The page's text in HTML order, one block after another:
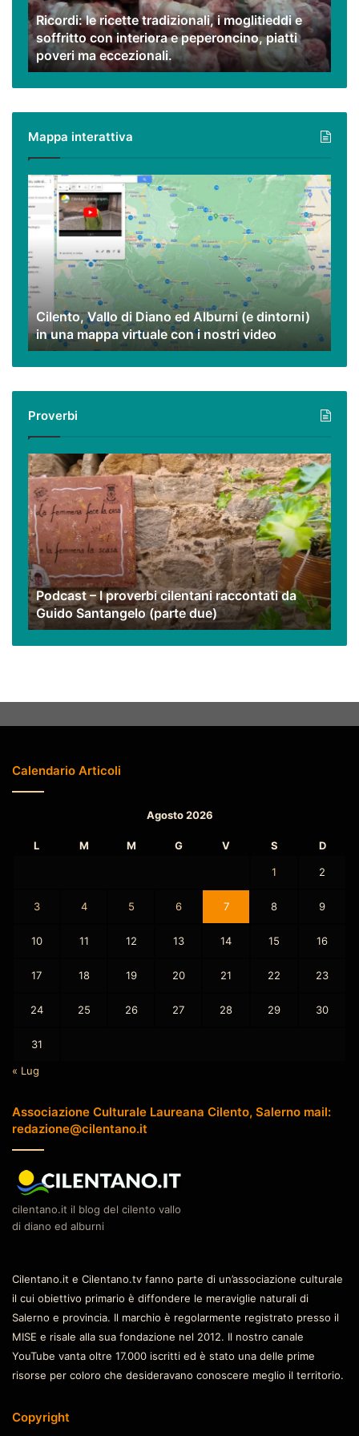
e
soffritto
con
interiora
e
peperoncino,
ma
eccezionali.
Ricordi: le ricette tradizionali, i moglitieddi e
soffritto con interiora e peperoncino, piatti
poveri ma eccezionali.
Mappa interattiva
Cilento,
Vallo
di
Diano
ed
Alburni
(e
dintorni)
una
mappa
virtuale
nostri
video
Cilento, Vallo di Diano ed Alburni (e dintorni)
in una mappa virtuale con i nostri video
Proverbi
Podcast
–
I
proverbi
cilentani
raccontati
da
Guido
Santangelo
(parte
due)
Podcast – I proverbi cilentani raccontati da
Guido Santangelo (parte due)
Calendario Articoli
Agosto 2026
L M M G V S D
1 2
3 4 5 6 7 8 9
10 11 12 13 14 15 16
17 18 19 20 21 22 23
24 25 26 27 28 29 30
31
« Lug
Associazione Culturale Laureana Cilento, Salerno mail:
redazione@cilentano.it
cilentano.it il blog del cilento vallo
di diano ed alburni
Cilentano.it e Cilentano.tv fanno parte di un’associazione culturale
il cui obiettivo primario è diffondere le meraviglie naturali di
Salerno e provincia. Il marchio è regolarmente registrato presso il
MISE e risale alla sua fondazione nel 2012. Il nostro canale
YouTube vanta oltre 17.000 iscritti ed è stato una delle prime
risorse per coloro che desideravano conoscere meglio il territorio.
Copyright